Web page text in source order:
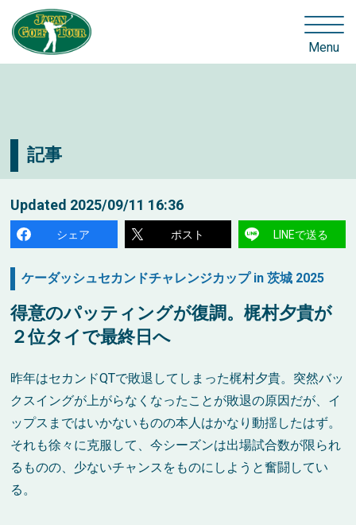
Menu
記事
Updated 2025/09/11 16:36
シェア ポスト LINEで送る
ケーダッシュセカンドチャレンジカップ in 茨城 2025
得意のパッティングが復調。梶村夕貴が
２位タイで最終日へ
昨年はセカンドQTで敗退してしまった梶村夕貴。突然バッ
クスイングが上がらなくなったことが敗退の原因だが、イ
ップスまではいかないものの本人はかなり動揺したはず。
それも徐々に克服して、今シーズンは出場試合数が限られ
るものの、少ないチャンスをものにしようと奮闘してい
る。